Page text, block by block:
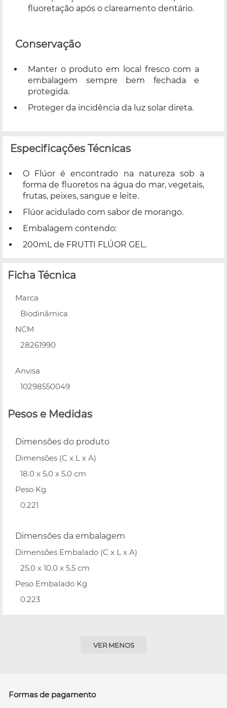
fluoretação após o clareamento dentário.
Conservação
Manter o produto em local fresco com a
embalagem sempre bem fechada e
protegida.
Proteger da incidência da luz solar direta.
Especificações Técnicas
O Flúor é encontrado na natureza sob a
forma de fluoretos na água do mar, vegetais,
frutas, peixes, sangue e leite.
Flúor acidulado com sabor de morango.
Embalagem contendo:
200mL de FRUTTI FLÚOR GEL.
Ficha Técnica
Marca
Biodinâmica
NCM
28261990
Anvisa
10298550049
Pesos e Medidas
Dimensões do produto
Dimensões (C x L x A)
18.0 x 5.0 x 5.0 cm
Peso Kg
0.221
Dimensões da embalagem
Dimensões Embalado (C x L x A)
25.0 x 10.0 x 5.5 cm
Peso Embalado Kg
0.223
VER MENOS
Formas de pagamento